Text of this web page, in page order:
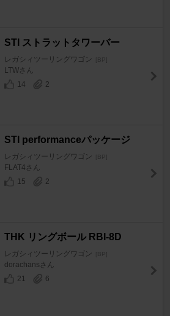
STI ストラットタワーバー
レガシィツーリングワゴン [BP]
LTWさん
14
2
STI performanceパッケージ
レガシィツーリングワゴン [BP]
FLAT4さん
15
2
THK リングボール RBI-8D
レガシィツーリングワゴン [BP]
dorachansさん
21
6